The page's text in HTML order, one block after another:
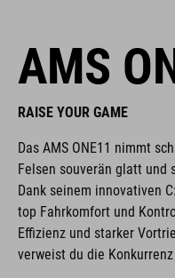
AMS
RAISE YOUR GAME
Das AMS ONE11 nimmt
Felsen souverän glatt und
Dank seinem innovativen
top Fahrkomfort und
Effizienz und starker
verweist du die